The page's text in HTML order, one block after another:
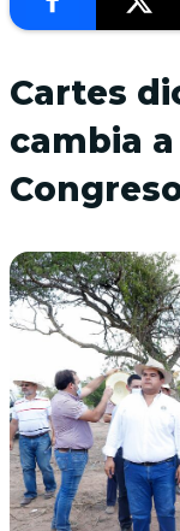
Cartes
cambia a